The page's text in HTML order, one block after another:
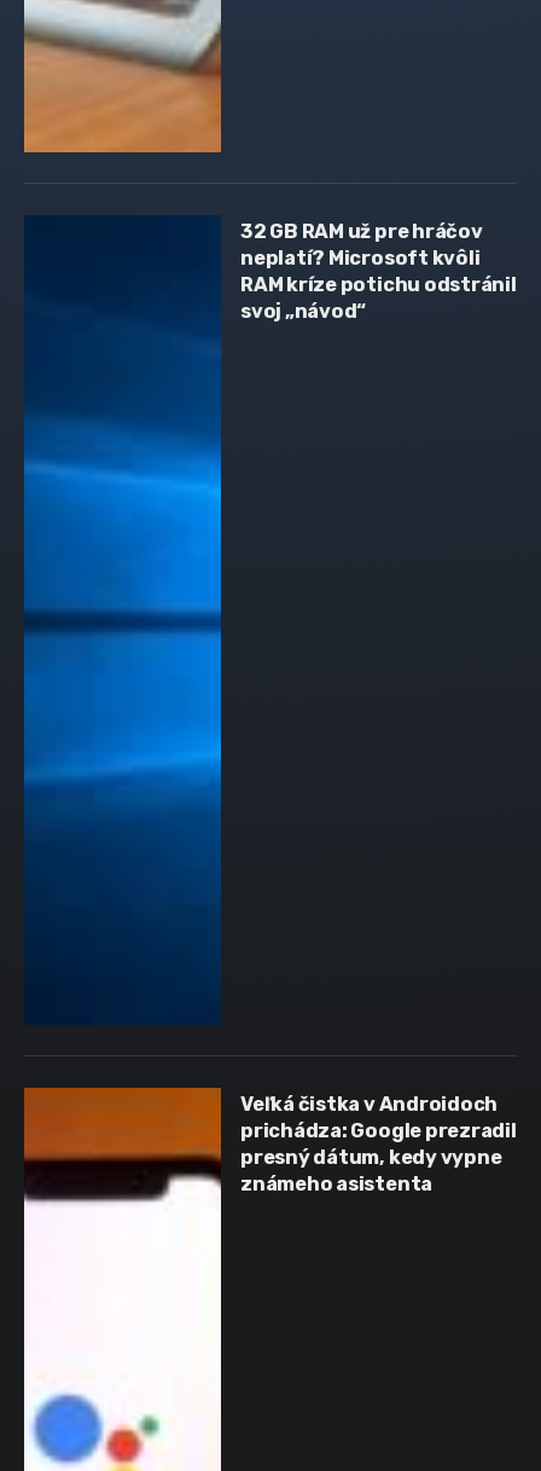
32 GB RAM už pre hráčov
neplatí? Microsoft kvôli
RAM kríze potichu odstránil
svoj „návod“
Veľká čistka v Androidoch
prichádza: Google prezradil
presný dátum, kedy vypne
známeho asistenta